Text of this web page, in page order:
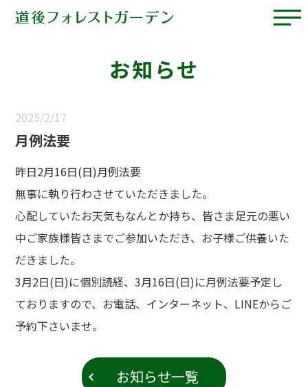
お知らせ
2025/2/17
月例法要
昨日2月16日(日)月例法要
無事に執り行わさせていただきました。
心配していたお天気もなんとか持ち、皆さま足元の悪い
中ご家族様皆さまでご参加いただき、お子様ご供養いた
だきました。
3月2日(日)に個別読経、3月16日(日)に月例法要予定し
ておりますので、お電話、インターネット、LINEからご
予約下さいませ。
お知らせ一覧